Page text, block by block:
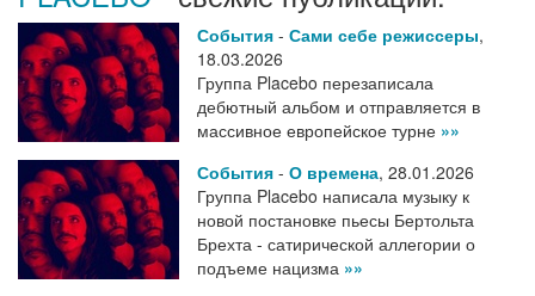
События - Сами себе режиссеры,
18.03.2026
Группа Placebo перезаписала
дебютный альбом и отправляется в
массивное европейское турне »»
События - О времена, 28.01.2026
Группа Placebo написала музыку к
новой постановке пьесы Бертольта
Брехта - сатирической аллегории о
подъеме нацизма »»